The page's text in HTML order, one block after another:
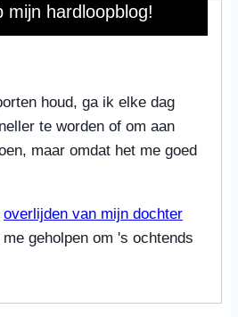
mijn hardloopblog!
houd, ga ik elke dag
te worden of om aan
maar omdat het me goed
overlijden van mijn dochter
geholpen om 's ochtends